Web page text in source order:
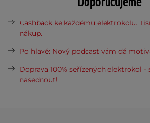
Cashback ke každému elektrokolu.
nákup.
Po hlavě: Nový podcast vám dá
Doprava 100% seřízených elektrokol -
nasednout!